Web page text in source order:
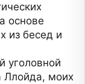
основе
из бесед и
уголовной
Ллойда, моих